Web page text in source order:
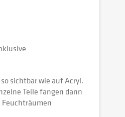
sichtbar wie auf Acryl.
Teile fangen dann